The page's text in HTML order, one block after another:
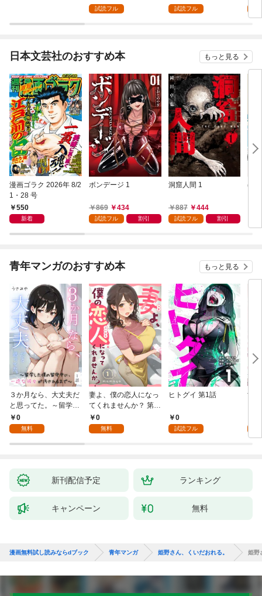
強の魔術師になってい
る【分冊版】１
試読フル 試読フル
日本文芸社のおすすめ本 もっと見る
漫画ゴラク 2026年 8/2
1・28 号
550
新着
ボンデージ 1
869 434
試読フル 割引
洞窟人間 1
887 444
試読フル 割引
ほ
青年マンガのおすすめ本 もっと見る
３か月なら、大丈夫だ
と思ってた。～留学し
た僕の留守中に、一途
な彼女が汚されるまで
0
無料
妻よ、僕の恋人になっ
てくれませんか？ 第1
話0
無料
ヒトグイ 第1話
0
試読フル
世
新刊配信予定 ランキング
キャンペーン 無料
漫画無料試し読みならdブック 青年マンガ 姫野さん、くいだおれる。 姫野